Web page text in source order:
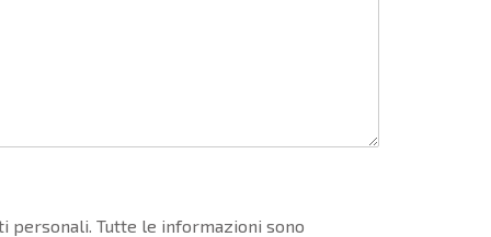
personali. Tutte le informazioni sono